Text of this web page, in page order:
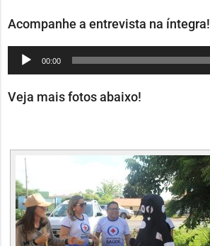
Acompanhe a entrevista na íntegra!
Tocador
de
áudio
00:00
Veja mais fotos abaixo!